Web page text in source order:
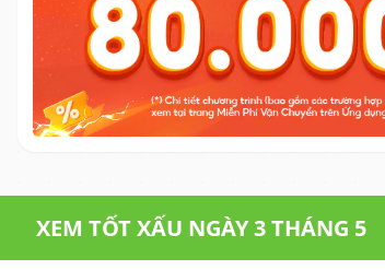
XEM TỐT XẤU NGÀY 3 THÁNG 5